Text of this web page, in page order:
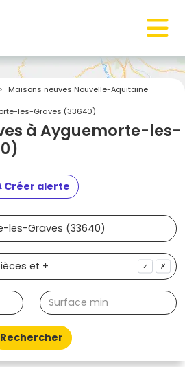
Maisons neuves Nouvelle-Aquitaine
les-Graves (33640)
à Ayguemorte-les-
Créer alerte
✓ ✗
Rechercher